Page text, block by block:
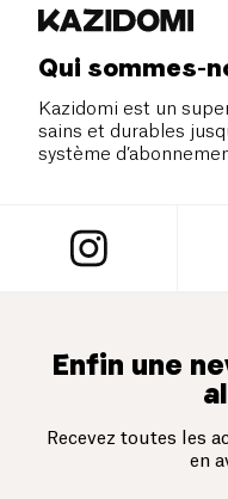
Qui sommes-
Kazidomi est un
sains et durables
système
Enfin une
Recevez toutes les
en